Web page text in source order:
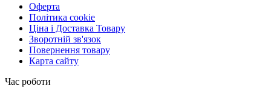
Оферта
Політика cookie
Ціна і Доставка Товару
Зворотній зв'язок
Повернення товару
Карта сайту
Час роботи